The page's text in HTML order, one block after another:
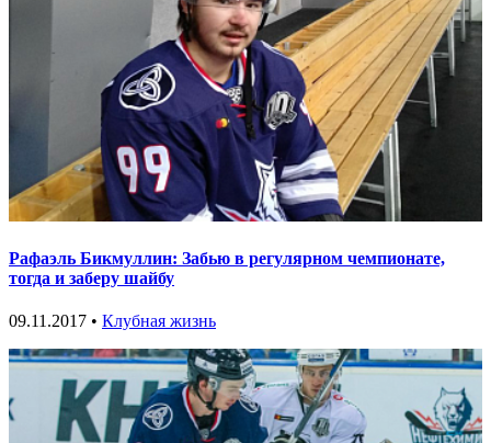
Рафаэль Бикмуллин: Забью в регулярном чемпионате,
тогда и заберу шайбу
09.11.2017 • Клубная жизнь